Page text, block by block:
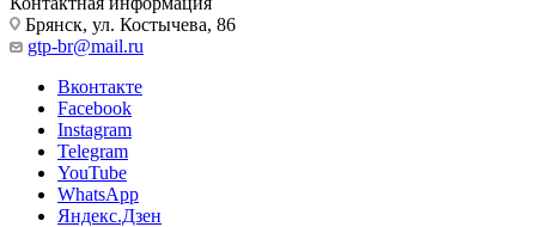
Брянск, ул. Костычева, 86
gtp-br@mail.ru
Вконтакте
Facebook
Instagram
Telegram
YouTube
WhatsApp
Яндекс.Дзен